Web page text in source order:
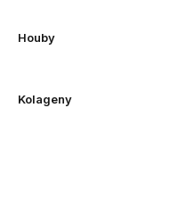
Houby
Kolageny